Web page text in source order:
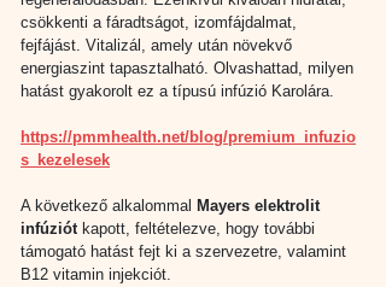
csökkenti a fáradtságot, izomfájdalmat,
fejfájást. Vitalizál, amely után növekvő
energiaszint tapasztalható. Olvashattad, milyen
hatást gyakorolt ez a típusú infúzió Karolára.
https://pmmhealth.net/blog/premium_infuzio
s_kezelesek
A következő alkalommal Mayers elektrolit
infúziót kapott, feltételezve, hogy további
támogató hatást fejt ki a szervezetre, valamint
B12 vitamin injekciót.